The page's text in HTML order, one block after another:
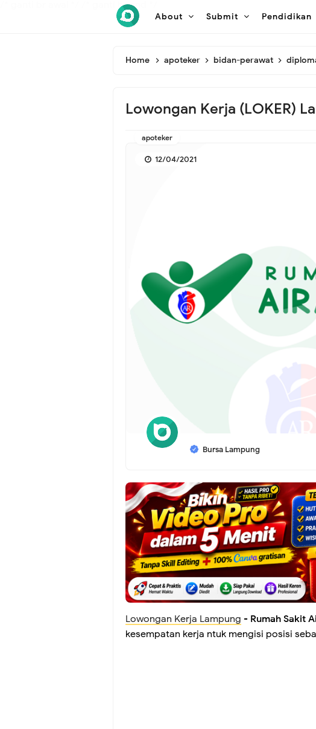
/* ganti br end */
About Submit Pendidikan
Home apoteker bidan-perawat
Lowongan Kerja (LOKER)
apoteker
Bursa Lampung
12/04/2021
Lowongan Kerja Lampung - Rumah Sakit
kesempatan kerja ntuk mengisi posisi